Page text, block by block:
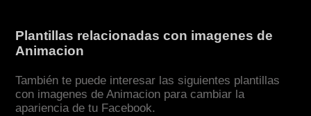
Plantillas relacionadas con imagenes de
Animacion
También te puede interesar las siguientes plantillas
con imagenes de Animacion para cambiar la
apariencia de tu Facebook.